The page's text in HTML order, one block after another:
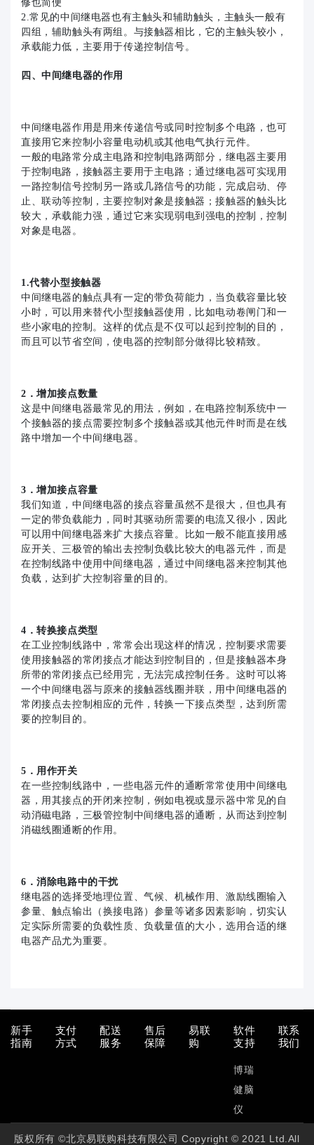
修也简便
2.常见的中间继电器也有主触头和辅助触头，主触头一般有
四组，辅助触头有两组。与接触器相比，它的主触头较小，
承载能力低，主要用于传递控制信号。
四、中间继电器的作用
中间继电器作用是用来传递信号或同时控制多个电路，也可
直接用它来控制小容量电动机或其他电气执行元件。
一般的电路常分成主电路和控制电路两部分，继电器主要用
于控制电路，接触器主要用于主电路；通过继电器可实现用
一路控制信号控制另一路或几路信号的功能，完成启动、停
止、联动等控制，主要控制对象是接触器；接触器的触头比
较大，承载能力强，通过它来实现弱电到强电的控制，控制
对象是电器。
1.代替小型接触器
中间继电器的触点具有一定的带负荷能力，当负载容量比较
小时，可以用来替代小型接触器使用，比如电动卷闸门和一
些小家电的控制。这样的优点是不仅可以起到控制的目的，
而且可以节省空间，使电器的控制部分做得比较精致。
2．增加接点数量
这是中间继电器最常见的用法，例如，在电路控制系统中一
个接触器的接点需要控制多个接触器或其他元件时而是在线
路中增加一个中间继电器。
3．增加接点容量
我们知道，中间继电器的接点容量虽然不是很大，但也具有
一定的带负载能力，同时其驱动所需要的电流又很小，因此
可以用中间继电器来扩大接点容量。比如一般不能直接用感
应开关、三极管的输出去控制负载比较大的电器元件，而是
在控制线路中使用中间继电器，通过中间继电器来控制其他
负载，达到扩大控制容量的目的。
4．转换接点类型
在工业控制线路中，常常会出现这样的情况，控制要求需要
使用接触器的常闭接点才能达到控制目的，但是接触器本身
所带的常闭接点已经用完，无法完成控制任务。这时可以将
一个中间继电器与原来的接触器线圈并联，用中间继电器的
常闭接点去控制相应的元件，转换一下接点类型，达到所需
要的控制目的。
5．用作开关
在一些控制线路中，一些电器元件的通断常常使用中间继电
器，用其接点的开闭来控制，例如电视或显示器中常见的自
动消磁电路，三极管控制中间继电器的通断，从而达到控制
消磁线圈通断的作用。
6．消除电路中的干扰
继电器的选择受地理位置、气候、机械作用、激励线圈输入
参量、触点输出（换接电路）参量等诸多因素影响，切实认
定实际所需要的负载性质、负载量值的大小，选用合适的继
电器产品尤为重要。
新手
指南
支付
方式
配送
服务
售后
保障
易联
购
软件
支持
博瑞
健脑
仪
联系
我们
版权所有 ©北京易联购科技有限公司 Copyright © 2021 Ltd.All